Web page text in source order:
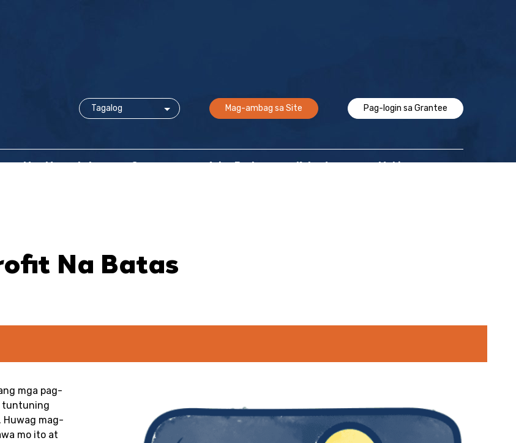
Mag-ambag sa Site Pag-login sa Grantee
Mga Mapagkukunan at Suporta Ating Epekto Kalendaryo Makipag-ugnayan
Na Batas
mga pag-
tuntuning
Huwag mag-
mo ito at